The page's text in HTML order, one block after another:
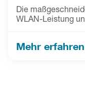
Die
WLAN-Leistung
Mehr erfahren